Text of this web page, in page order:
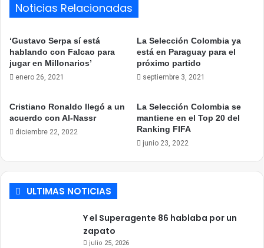
Noticias Relacionadas
‘Gustavo Serpa sí está
hablando con Falcao para
jugar en Millonarios’
enero 26, 2021
La Selección Colombia ya
está en Paraguay para el
próximo partido
septiembre 3, 2021
Cristiano Ronaldo llegó a un
acuerdo con Al-Nassr
diciembre 22, 2022
La Selección Colombia se
mantiene en el Top 20 del
Ranking FIFA
junio 23, 2022
ULTIMAS NOTICIAS
Y el Superagente 86 hablaba por un
zapato
julio 25, 2026